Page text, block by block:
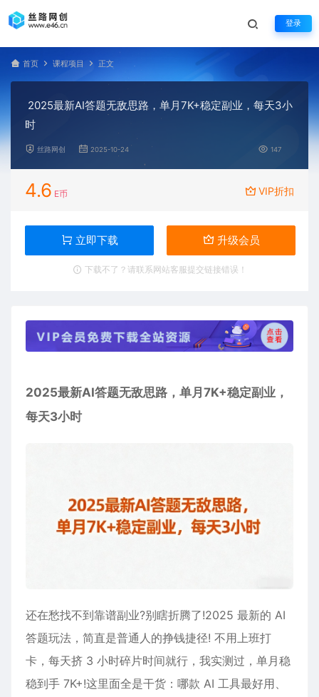
登录
首页 课程项目 正文
2025最新AI答题无敌思路，单月7K+稳定副业，每天3小
时
丝路网创 2025-10-24 147
4.6 E币 VIP折扣
立即下载 升级会员
下载不了？请联系网站客服提交链接错误！
2025最新AI答题无敌思路，单月7K+稳定副业，
每天3小时
还在愁找不到靠谱副业?别瞎折腾了!2025 最新的 AI
答题玩法，简直是普通人的挣钱捷径!​ 不用上班打
卡，每天挤 3 小时碎片时间就行，我实测过，单月稳
稳到手 7K+!这里面全是干货：哪款 AI 工具最好用、